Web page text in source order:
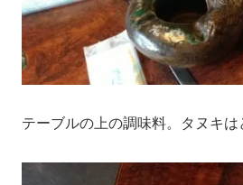
テーブルの上の調味料。タヌキは